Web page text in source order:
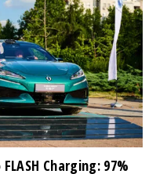
Charging: 97%